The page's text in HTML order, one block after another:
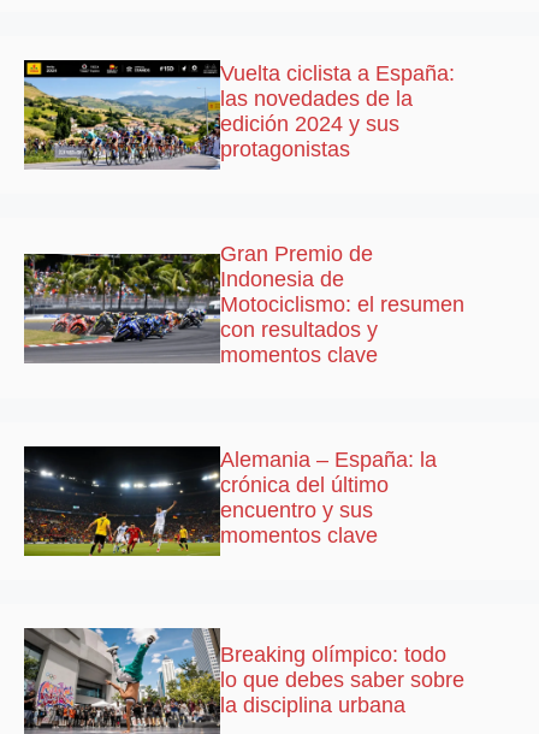
Vuelta ciclista a España:
las novedades de la
edición 2024 y sus
protagonistas
Gran Premio de
Indonesia de
Motociclismo: el resumen
con resultados y
momentos clave
Alemania – España: la
crónica del último
encuentro y sus
momentos clave
Breaking olímpico: todo
lo que debes saber sobre
la disciplina urbana